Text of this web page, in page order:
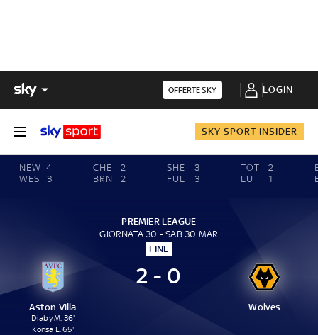
OFFERTE SKY LOGIN
SKY SPORT INSIDER
NEW 4
WES
3
CHE
2
BRN
2
SHE
3
FUL
3
TOT
2
LUT
1
PREMIER LEAGUE
GIORNATA 30 - SAB 30 MAR
FINE
Aston Villa
Diaby M. 36'
Konsa E. 65'
2 - 0
Wolves